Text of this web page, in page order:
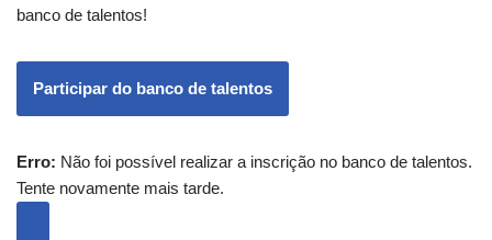
banco de talentos!
Participar do banco de talentos
Erro: Não foi possível realizar a inscrição no banco de talentos.
Tente novamente mais tarde.